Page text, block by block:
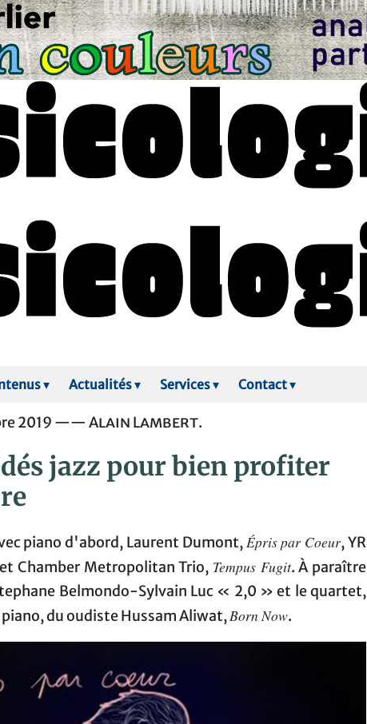
▾ Actualités▾ Services▾ Contact▾
2019 —— Alain Lambert.
jazz pour bien profiter
piano d'abord, Laurent Dumont,Épris par Coeur, YR
et Chamber Metropolitan Trio, Tempus Fugit. À paraître
Belmondo-Sylvain Luc « 2,0 » et le quartet,
piano, du oudiste Hussam Aliwat,Born Now.